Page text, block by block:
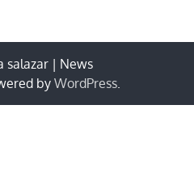
salazar | News
by WordPress